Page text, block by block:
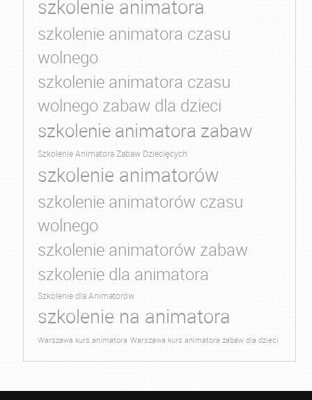
szkolenie animatora
szkolenie animatora czasu
wolnego
szkolenie animatora czasu
wolnego zabaw dla dzieci
szkolenie animatora zabaw
Szkolenie Animatora Zabaw Dziecięcych
szkolenie animatorów
szkolenie animatorów czasu
wolnego
szkolenie animatorów zabaw
szkolenie dla animatora
Szkolenie dla Animatorów
szkolenie na animatora
Warszawa kurs animatora Warszawa kurs animatora zabaw dla dzieci